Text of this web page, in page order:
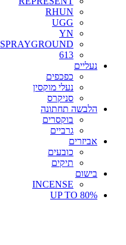
RHUN
UGG
YN
SPRAYGROUND
613
נעליים
כפכפים
נעלי מוקסין
סניקרס
הלבשה תחתונה
בוקסרים
גרביים
אביזרים
כובעים
תיקים
בישום
INCENSE
UP TO 80%